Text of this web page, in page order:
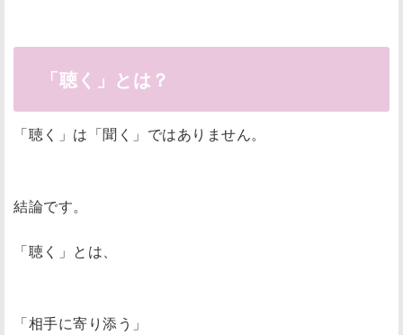
「聴く」とは？
「聴く」は「聞く」ではありません。
結論です。
「聴く」とは、
「相手に寄り添う」